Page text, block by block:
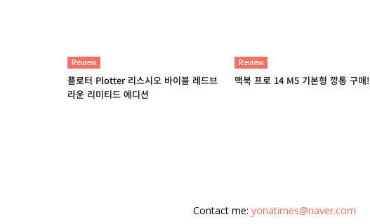
Review
플로터 Plotter 리스시오 바이블 레드브
라운 리미티드 에디션
Review
맥북 프로 14 M5 기본형 깡통 구매!
Contact me: yonatimes@naver.com